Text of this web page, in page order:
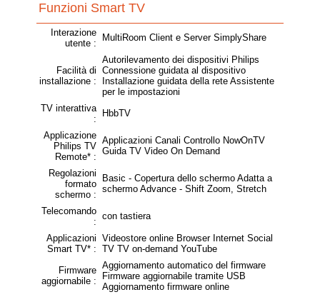
Funzioni Smart TV
Interazione
utente :
MultiRoom Client e Server SimplyShare
Facilità di
installazione :
Autorilevamento dei dispositivi Philips
Connessione guidata al dispositivo
Installazione guidata della rete Assistente
per le impostazioni
TV interattiva
:
HbbTV
Applicazione
Philips TV
Remote* :
Applicazioni Canali Controllo NowOnTV
Guida TV Video On Demand
Regolazioni
formato
schermo :
Basic - Copertura dello schermo Adatta a
schermo Advance - Shift Zoom, Stretch
Telecomando
:
con tastiera
Applicazioni
Smart TV* :
Videostore online Browser Internet Social
TV TV on-demand YouTube
Firmware
aggiornabile :
Aggiornamento automatico del firmware
Firmware aggiornabile tramite USB
Aggiornamento firmware online